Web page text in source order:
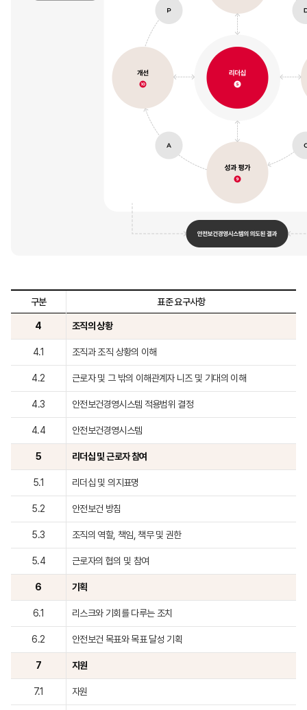
구분 표준 요구사항
4 조직의 상황
4.1 조직과 조직 상황의 이해
4.2 근로자 및 그 밖의 이해관계자 니즈 및 기대의 이해
4.3 안전보건경영시스템 적용범위 결정
4.4 안전보건경영시스템
5 리더십 및 근로자 참여
5.1 리더십 및 의지표명
5.2 안전보건 방침
5.3 조직의 역할, 책임, 책무 및 권한
5.4 근로자의 협의 및 참여
6 기획
6.1 리스크와 기회를 다루는 조치
6.2 안전보건 목표와 목표 달성 기획
7 지원
7.1 자원